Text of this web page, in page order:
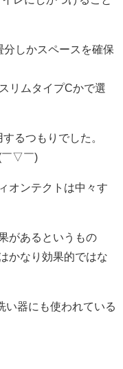
しかスペースを確保
リムタイプCかで選
るつもりでした。
￣▽￣)
オンテクトは中々す
があるというもの
かなり効果的ではな
い器にも使われている